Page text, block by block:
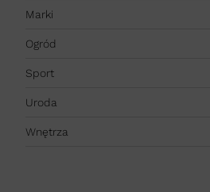
Marki
Ogród
Sport
Uroda
Wnętrza